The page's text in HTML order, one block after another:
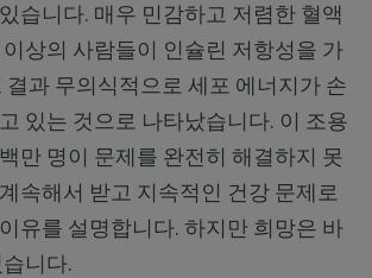
습니다. 매우 민감하고 저렴한 혈액
이상의 사람들이 인슐린 저항성을 가
결과 무의식적으로 세포 에너지가 손
있는 것으로 나타났습니다. 이 조용
만 명이 문제를 완전히 해결하지 못
속해서 받고 지속적인 건강 문제로
유를 설명합니다. 하지만 희망은 바
니다.